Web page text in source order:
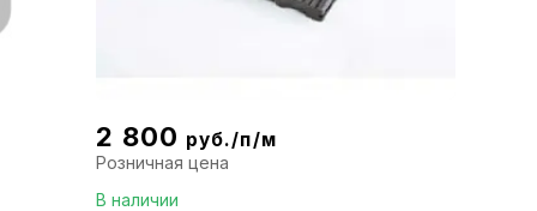
2 800 руб./п/м
Розничная цена
В наличии